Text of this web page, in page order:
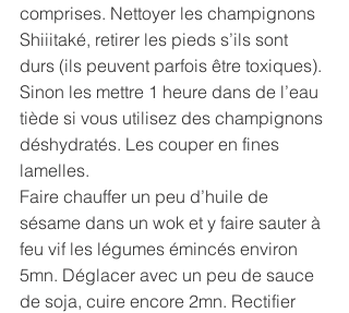
comprises. Nettoyer les champignons
Shiiitaké, retirer les pieds s’ils sont
durs (ils peuvent parfois être toxiques).
Sinon les mettre 1 heure dans de l’eau
tiède si vous utilisez des champignons
déshydratés. Les couper en fines
lamelles.
Faire chauffer un peu d’huile de
sésame dans un wok et y faire sauter à
feu vif les légumes émincés environ
5mn. Déglacer avec un peu de sauce
de soja, cuire encore 2mn. Rectifier